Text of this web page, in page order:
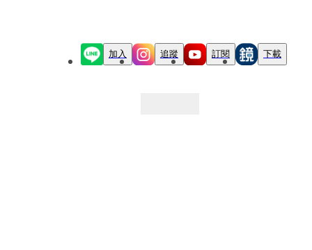
加入 追蹤 訂閱 下載